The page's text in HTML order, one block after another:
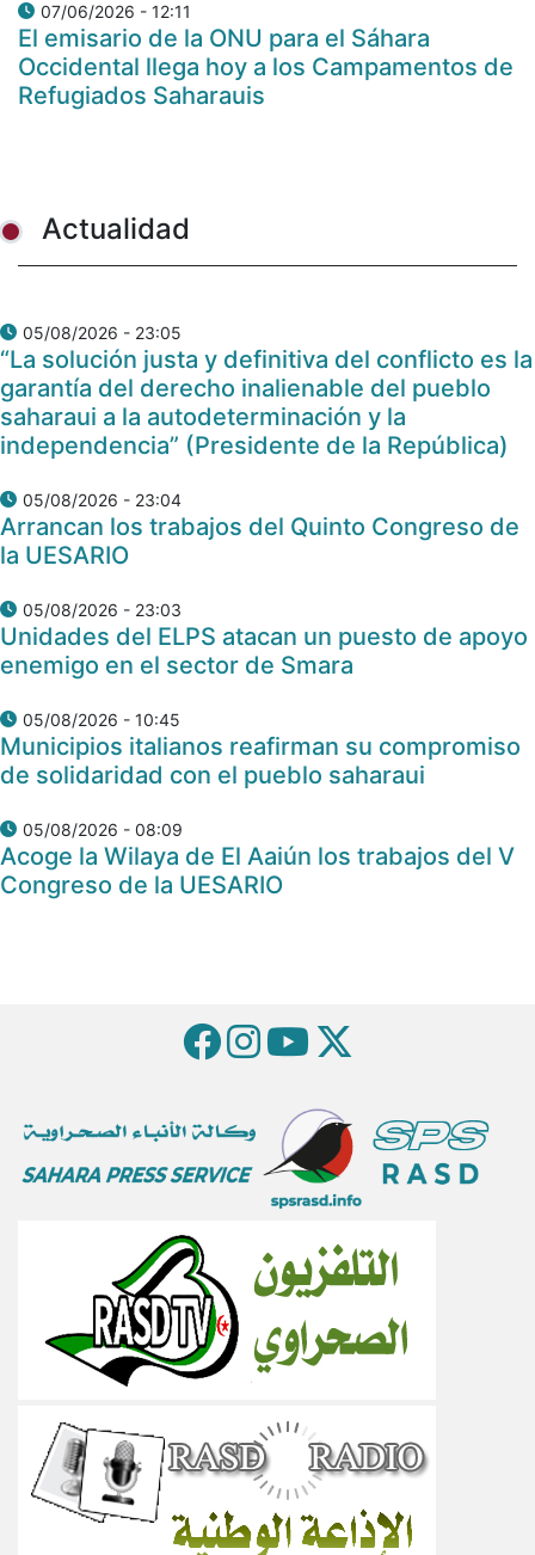
07/06/2026 - 12:11
El emisario de la ONU para el Sáhara
Occidental llega hoy a los Campamentos de
Refugiados Saharauis
Actualidad
05/08/2026 - 23:05
“La solución justa y definitiva del conflicto es la
garantía del derecho inalienable del pueblo
saharaui a la autodeterminación y la
independencia” (Presidente de la República)
05/08/2026 - 23:04
Arrancan los trabajos del Quinto Congreso de
la UESARIO
05/08/2026 - 23:03
Unidades del ELPS atacan un puesto de apoyo
enemigo en el sector de Smara
05/08/2026 - 10:45
Municipios italianos reafirman su compromiso
de solidaridad con el pueblo saharaui
05/08/2026 - 08:09
Acoge la Wilaya de El Aaiún los trabajos del V
Congreso de la UESARIO